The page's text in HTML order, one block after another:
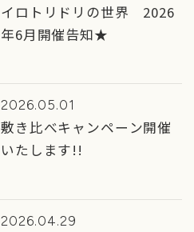
イロトリドリの世界 2026
年6月開催告知★
2026.05.01
敷き比べキャンペーン開催
いたします!!
2026.04.29